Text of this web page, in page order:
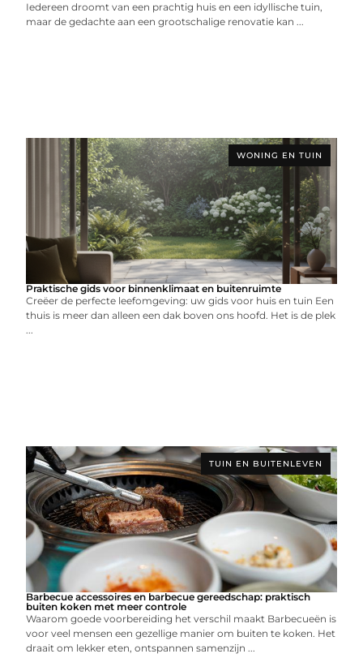
Iedereen droomt van een prachtig huis en een idyllische tuin,
maar de gedachte aan een grootschalige renovatie kan ...
WONING EN TUIN
Praktische gids voor binnenklimaat en buitenruimte
Creëer de perfecte leefomgeving: uw gids voor huis en tuin Een
thuis is meer dan alleen een dak boven ons hoofd. Het is de plek
...
TUIN EN BUITENLEVEN
Barbecue accessoires en barbecue gereedschap: praktisch
buiten koken met meer controle
Waarom goede voorbereiding het verschil maakt Barbecueën is
voor veel mensen een gezellige manier om buiten te koken. Het
draait om lekker eten, ontspannen samenzijn ...